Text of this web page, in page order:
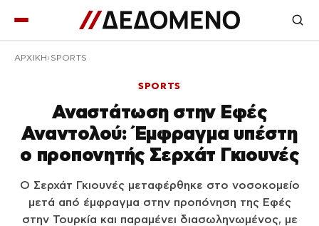
ΑΡΧΙΚΉ SPORTS
SPORTS
Αναστάτωση στην Εφές
Αναντολού: Έμφραγμα υπέστη
ο προπονητής Σερχάτ Γκιουνές
Ο Σερχάτ Γκιουνές μεταφέρθηκε στο νοσοκομείο
μετά από έμφραγμα στην προπόνηση της Εφές
στην Τουρκία και παραμένει διασωληνωμένος, με